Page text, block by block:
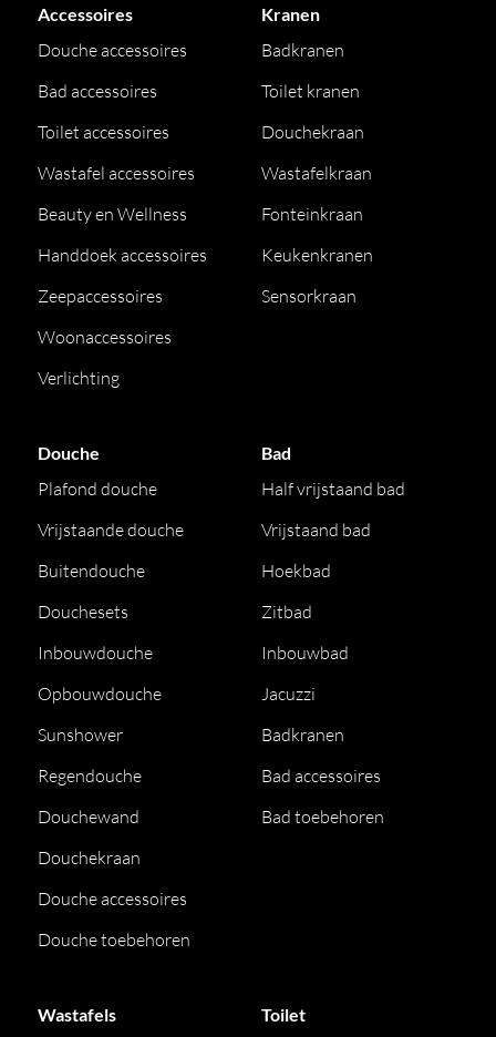
Accessoires
Douche accessoires
Bad accessoires
Toilet accessoires
Wastafel accessoires
Beauty en Wellness
Handdoek accessoires
Zeepaccessoires
Woonaccessoires
Verlichting
Kranen
Badkranen
Toilet kranen
Douchekraan
Wastafelkraan
Fonteinkraan
Keukenkranen
Sensorkraan
Douche
Plafond douche
Vrijstaande douche
Buitendouche
Douchesets
Inbouwdouche
Opbouwdouche
Sunshower
Regendouche
Douchewand
Douchekraan
Douche accessoires
Douche toebehoren
Bad
Half vrijstaand bad
Vrijstaand bad
Hoekbad
Zitbad
Inbouwbad
Jacuzzi
Badkranen
Bad accessoires
Bad toebehoren
Wastafels Toilet